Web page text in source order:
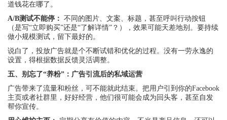
道钱花在哪了。
A/B测试不能停： 不同的图片、文案、标题，甚至呼叫行动按钮
（是写“立即购买”还是“了解详情”？），效果可能天差地别。要持续
做小规模测试，留下最好的。
说白了，投放广告就是个不断试错和优化的过程。没有一劳永逸的
设置，得根据数据反馈灵活调整。
五、别忘了“养粉”：广告引流后的私域运营
广告带来了流量和粉丝，可不能就此结束。把用户引到你的Facebook
主页或者社群里，好好经营，他们很可能会成为回头客，甚至自发
帮你宣传。